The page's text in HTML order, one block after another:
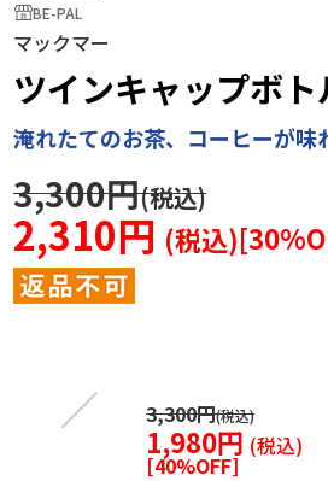
BE-PAL
マックマー
ツインキャップボト
淹れたてのお茶、コーヒーが
3,300円
2,310円 [30
3,300円
1,980円
[40%OFF]